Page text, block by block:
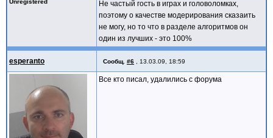
Не частый гость в играх и головоломках,
поэтому о качестве модерирования сказаить
не могу, но то что в разделе алгоритмов он
один из лучших - это 100%
esperanto Сообщ. #6 13.03.09, 18:59
Все кто писал, удалились с форума